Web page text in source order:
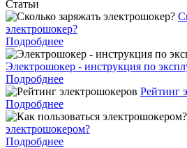
Статьи
электрошокер?
Подробднее
Электрошокер - инструкция по
Подробднее
Рейтинг
Подробднее
электрошокером?
Подробднее